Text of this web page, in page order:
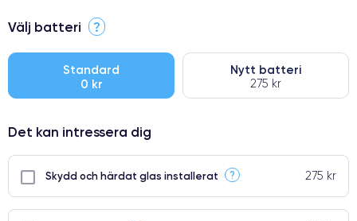
Välj batteri ?
Standard
0 kr
Nytt batteri
275 kr
Det kan intressera dig
Skydd och härdat glas installerat ? 275 kr